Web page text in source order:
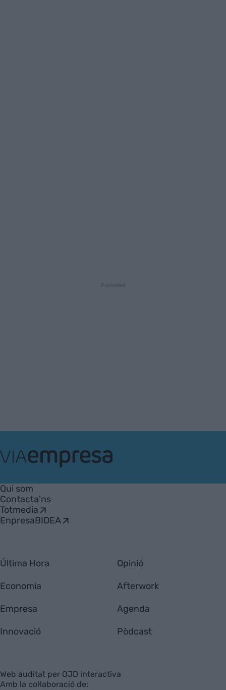
Empresa
Qui som
Contacta'ns
Totmedia
EnpresaBIDEA
Última Hora
Economia
Empresa
Innovació
Opinió
Afterwork
Agenda
Pòdcast
Web auditat per OJD interactiva
Amb la col·laboració de: